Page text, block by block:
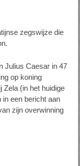
zegswijze die
Julius Caesar in 47
op koning
Zela (in het huidige
een bericht aan
zijn overwinning